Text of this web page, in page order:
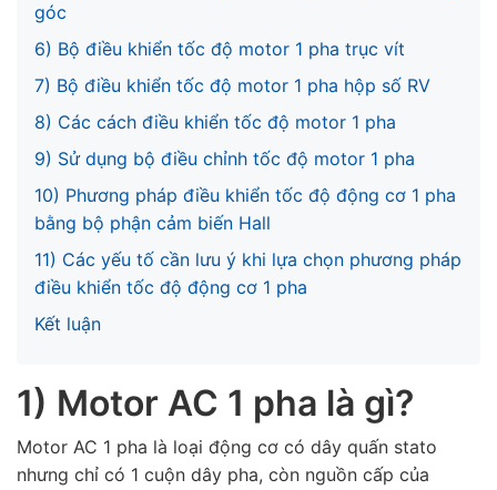
góc
6) Bộ điều khiển tốc độ motor 1 pha trục vít
7) Bộ điều khiển tốc độ motor 1 pha hộp số RV
8) Các cách điều khiển tốc độ motor 1 pha
9) Sử dụng bộ điều chỉnh tốc độ motor 1 pha
10) Phương pháp điều khiển tốc độ động cơ 1 pha
bằng bộ phận cảm biến Hall
11) Các yếu tố cần lưu ý khi lựa chọn phương pháp
điều khiển tốc độ động cơ 1 pha
Kết luận
1) Motor AC 1 pha là gì?
Motor AC 1 pha là loại động cơ có dây quấn stato
nhưng chỉ có 1 cuộn dây pha, còn nguồn cấp của